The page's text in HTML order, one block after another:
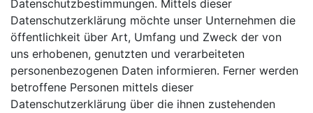
Datenschutzbestimmungen. Mittels dieser
Datenschutzerklärung möchte unser Unternehmen die
öffentlichkeit über Art, Umfang und Zweck der von
uns erhobenen, genutzten und verarbeiteten
personenbezogenen Daten informieren. Ferner werden
betroffene Personen mittels dieser
Datenschutzerklärung über die ihnen zustehenden